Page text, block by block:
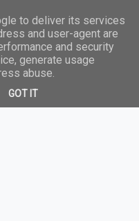
to deliver its services
and user-agent are
and security
generate usage
abuse.
GOT IT